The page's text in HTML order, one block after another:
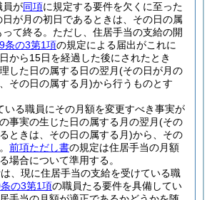
員が同項に規定する要件を欠くに至った
日が月の初日であるときは、その日の属
て終る。 ただし、住居手当の支給の開
条の3第1項の規定による届出がこれに
から15日を経過した後にされたとき
した日の属する日の翌月(その日が月の
その日の属する月)から行うものとす
いる職員にその月額を変更すべき事実が
事実の生じた日の属する月の翌月(その
ときは、その日の属する月)から、その
前項ただし書の規定は住居手当の月額
場合について準用する。
、現に住居手当の支給を受けている職
の3第1項の職員たる要件を具備してい